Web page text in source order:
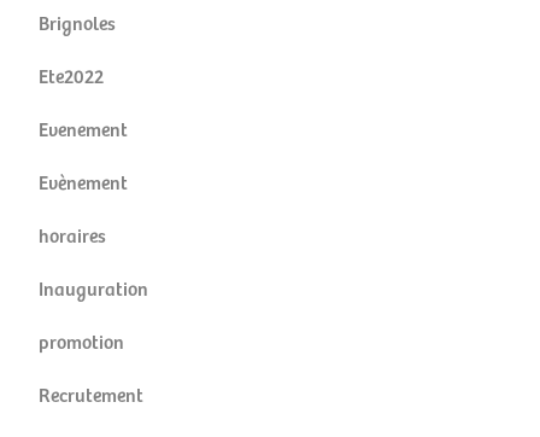
Brignoles
Ete2022
Evenement
Evènement
horaires
Inauguration
promotion
Recrutement